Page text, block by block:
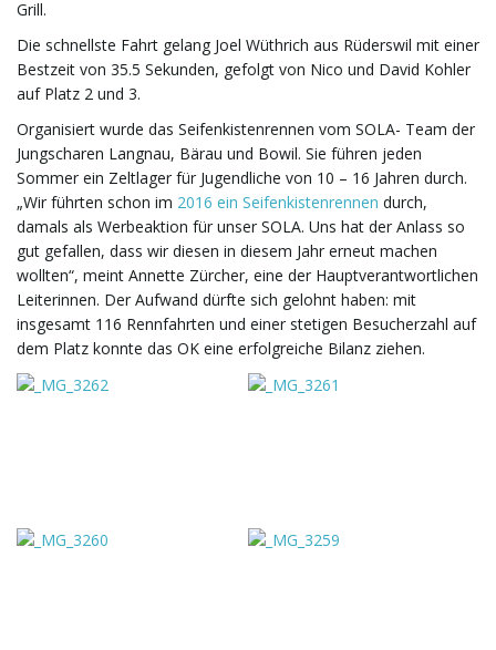
a
t
Grill.
Die schnellste Fahrt gelang Joel Wüthrich aus Rüderswil mit einer
Bestzeit von 35.5 Sekunden, gefolgt von Nico und David Kohler
auf Platz 2 und 3.
Organisiert wurde das Seifenkistenrennen vom SOLA- Team der
Jungscharen Langnau, Bärau und Bowil. Sie führen jeden
Sommer ein Zeltlager für Jugendliche von 10 – 16 Jahren durch.
„Wir führten schon im 2016 ein Seifenkistenrennen durch,
damals als Werbeaktion für unser SOLA. Uns hat der Anlass so
gut gefallen, dass wir diesen in diesem Jahr erneut machen
wollten“, meint Annette Zürcher, eine der Hauptverantwortlichen
Leiterinnen. Der Aufwand dürfte sich gelohnt haben: mit
insgesamt 116 Rennfahrten und einer stetigen Besucherzahl auf
dem Platz konnte das OK eine erfolgreiche Bilanz ziehen.